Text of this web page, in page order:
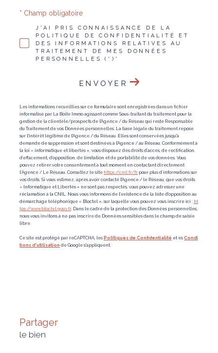
J'AI PRIS CONNAISSANCE DE LA
POLITIQUE DE CONFIDENTIALITÉ ET
DES INFORMATIONS RELATIVES AU
TRAITEMENT DE MES DONNÉES
PERSONNELLES (*)*
* Champ obligatoire
ENVOYER
Les informations recueillies sur ce formulaire sont enregistrées dans un fichier
informatisé par La Boite Immo agissant comme Sous-traitant du traitement pour la
gestion de la clientèle/prospects de l'Agence / du Réseau qui reste Responsable
du Traitement de vos Données personnelles. La base légale du traitement repose
sur l'intérêt légitime de l'Agence / du Réseau. Elles sont conservées jusqu'à
demande de suppression et sont destinées à l'Agence / au Réseau. Conformément à
la loi « informatique et libertés », vous disposez des droits d’accès, de rectification,
d’effacement, d’opposition, de limitation et de portabilité de vos données. Vous
pouvez retirer votre consentement à tout moment en contactant directement
l’Agence / Le Réseau. Consultez le site https://cnil.fr/fr pour plus d’informations sur
vos droits. Si vous estimez, après avoir contacté l'Agence / le Réseau, que vos droits
« Informatique et Libertés » ne sont pas respectés, vous pouvez adresser une
réclamation à la CNIL. Nous vous informons de l’existence de la liste d'opposition au
démarchage téléphonique « Bloctel », sur laquelle vous pouvez vous inscrire ici : ht
tps://www.bloctel.gouv.fr. Dans le cadre de la protection des Données personnelles,
nous vous invitons à ne pas inscrire de Données sensibles dans le champ de saisie
libre.
Ce site est protégé par reCAPTCHA, les Politiques de Confidentialité et es Condi
tions d'utilisation de Google s'appliquent.
partager
le bien